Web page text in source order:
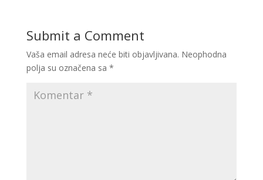
Submit a Comment
Vaša email adresa neće biti objavljivana. Neophodna
polja su označena sa *